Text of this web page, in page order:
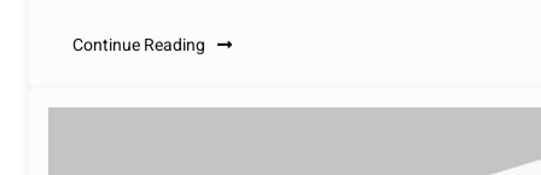
Continue Reading